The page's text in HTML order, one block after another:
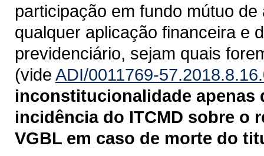
participação em fundo mútuo
qualquer aplicação financeira e
previdenciário, sejam quais
(vide ADI/0011769-
inconstitucionalidade apenas
incidência do ITCMD sobre o
VGBL em caso de morte do